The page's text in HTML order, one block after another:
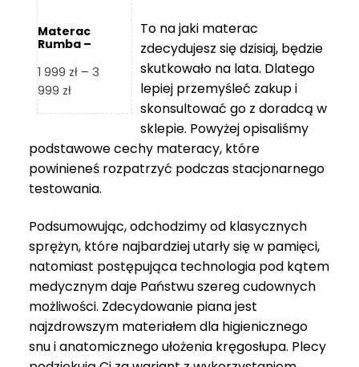
Materac
Rumba –
1 999 zł – 3
999 złZakres
1
999 zł
do
To na jaki materac
zdecydujesz się dzisiaj, będzie
skutkowało na lata. Dlatego
lepiej przemyśleć zakup i
skonsultować go z doradcą w
sklepie. Powyżej opisaliśmy
podstawowe cechy materacy, które
powinieneś rozpatrzyć podczas stacjonarnego
testowania.
Podsumowując, odchodzimy od klasycznych
sprężyn, które najbardziej utarły się w pamięci,
natomiast postępująca technologia pod kątem
medycznym daje Państwu szereg cudownych
możliwości. Zdecydowanie piana jest
najzdrowszym materiałem dla higienicznego
snu i anatomicznego ułożenia kręgosłupa. Plecy